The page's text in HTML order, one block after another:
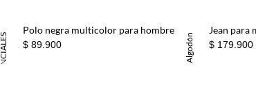
ESENCIALES
Camisa para mujer lino azul fit relajado con botones
100% Algodón
Polo negra multicolor para hombre
$ 89.900 $ 179.900